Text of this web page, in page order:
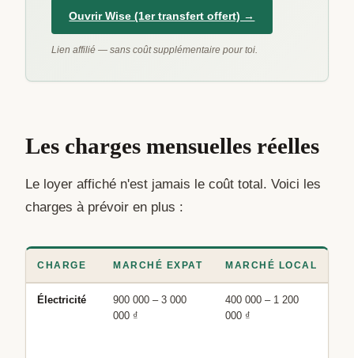
Ouvrir Wise (1er transfert offert) →
Lien affilié — sans coût supplémentaire pour toi.
Les charges mensuelles réelles
Le loyer affiché n'est jamais le coût total. Voici les
charges à prévoir en plus :
CHARGE MARCHÉ EXPAT MARCHÉ LOCAL
Électricité
900 000 – 3 000
000 ₫
400 000 – 1 200
000 ₫